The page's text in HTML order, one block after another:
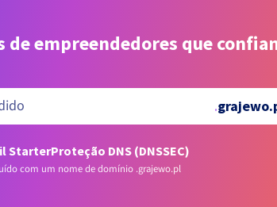
de empreendedores que
.
StarterProteção DNS (DNSSEC)
com um nome de domínio .grajewo.pl